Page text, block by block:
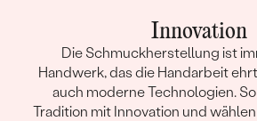
Innovation
Die Schmuckherstellung ist
Handwerk, das die Handarbeit
auch moderne Technologien.
Tradition mit Innovation und